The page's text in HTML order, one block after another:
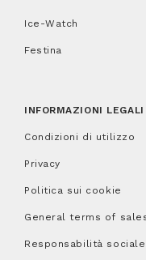
Ice-Watch
Festina
INFORMAZIONI LEGALI
Condizioni di utilizzo
Privacy
Politica sui cookie
General terms of
Responsabilità